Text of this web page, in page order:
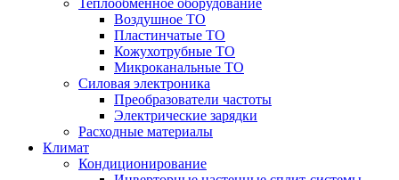
Теплообменное оборудование
Воздушное ТО
Пластинчатые ТО
Кожухотрубные ТО
Микроканальные ТО
Силовая электроника
Преобразователи частоты
Электрические зарядки
Расходные материалы
Климат
Кондиционирование